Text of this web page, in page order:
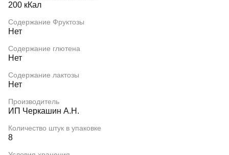
200 кКал
Содержание Фруктозы
Нет
Содержание глютена
Нет
Содержание лактозы
Нет
Производитель
ИП Черкашин А.Н.
Количество штук в упаковке
8